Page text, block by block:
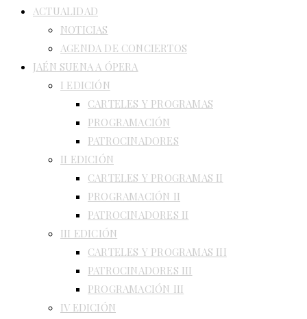
ACTUALIDAD
NOTICIAS
AGENDA DE CONCIERTOS
JAÉN SUENA A ÓPERA
I EDICIÓN
CARTELES Y PROGRAMAS
PROGRAMACIÓN
PATROCINADORES
II EDICIÓN
CARTELES Y PROGRAMAS II
PROGRAMACIÓN II
PATROCINADORES II
III EDICIÓN
CARTELES Y PROGRAMAS III
PATROCINADORES III
PROGRAMACIÓN III
IV EDICIÓN